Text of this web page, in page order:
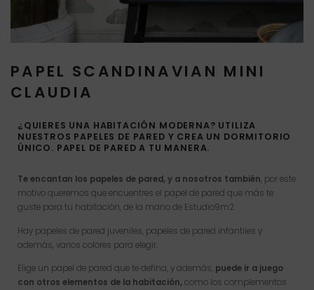
PAPEL SCANDINAVIAN MINI
CLAUDIA
¿QUIERES UNA HABITACIÓN MODERNA? UTILIZA
NUESTROS PAPELES DE PARED Y CREA UN DORMITORIO
ÚNICO. PAPEL DE PARED A TU MANERA.
Te encantan los papeles de pared, y a nosotros también, por este
motivo queremos que encuentres el papel de pared que más te
guste para tu habitación, de la mano de Estudio9m2.
Hay papeles de pared juveniles, papeles de pared infantiles y
además, varios colores para elegir.
Elige un papel de pared que te defina, y además, puede ir a juego
con otros elementos de la habitación, como los complementos